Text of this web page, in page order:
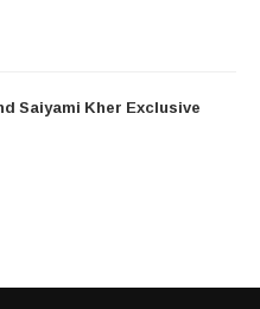
Saiyami Kher Exclusive